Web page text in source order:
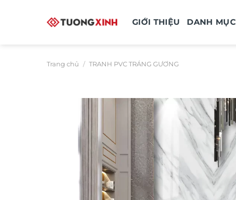
GIỚI THIỆU DANH MỤC
Trang chủ / TRANH PVC TRÁNG GƯƠNG